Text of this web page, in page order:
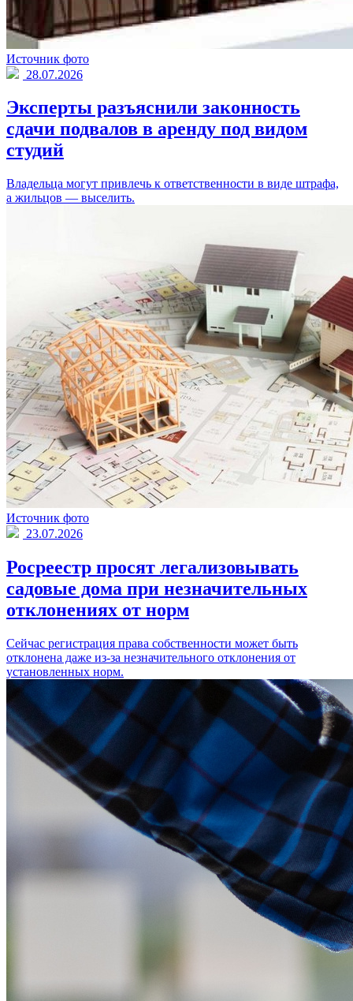
Источник фото
28.07.2026
Эксперты разъяснили законность
сдачи подвалов в аренду под видом
студий
Владельца могут привлечь к ответственности в виде штрафа,
а жильцов — выселить.
Источник фото
23.07.2026
Росреестр просят легализовывать
садовые дома при незначительных
отклонениях от норм
Сейчас регистрация права собственности может быть
отклонена даже из-за незначительного отклонения от
установленных норм.